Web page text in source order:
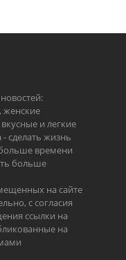
женские
и легкие
сделать жизнь
времени
больше
на сайте
с согласия
ссылки на
на